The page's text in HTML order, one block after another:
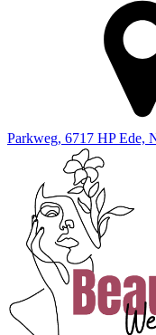
Parkweg, 6717 HP Ede,